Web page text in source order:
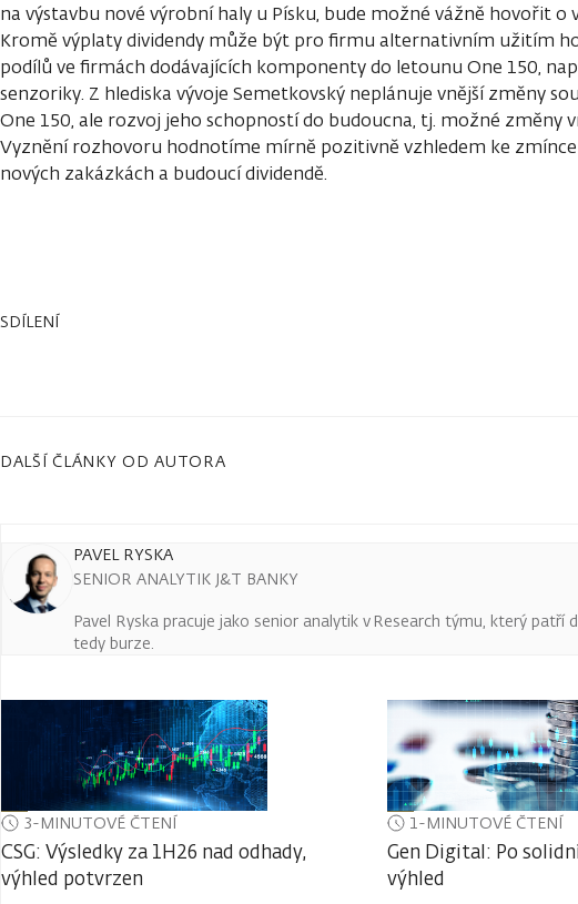
na výstavbu nové výrobní haly u Písku, bude možné vážně hovořit o
Kromě výplaty dividendy může být pro firmu alternativním užitím
podílů ve firmách dodávajících komponenty do letounu One 150,
senzoriky. Z hlediska vývoje Semetkovský neplánuje vnější změny
One 150, ale rozvoj jeho schopností do budoucna, tj. možné změny
Vyznění rozhovoru hodnotíme mírně pozitivně vzhledem ke
nových zakázkách a budoucí dividendě.
SDÍLENÍ
DALŠÍ ČLÁNKY OD AUTORA
PAVEL RYSKA
SENIOR ANALYTIK J&T BANKY
Pavel Ryska pracuje jako senior analytik v Research týmu, který
tedy burze.
3-MINUTOVÉ ČTENÍ
CSG: Výsledky za 1H26 nad odhady,
výhled potvrzen
1-MINUTOVÉ ČTENÍ
Gen Digital: Po
výhled